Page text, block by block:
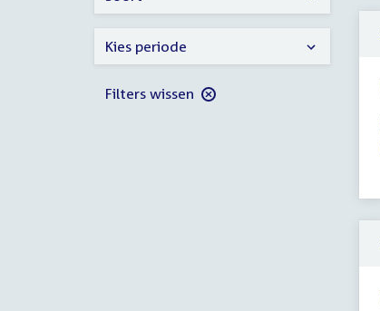
Kies periode
Filters wissen